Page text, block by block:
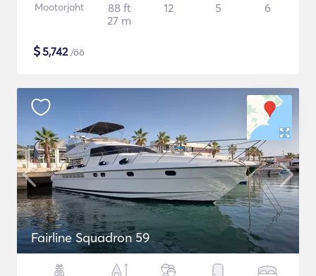
Mootorjaht
88 ft
27 m
12 5 6
$5,742/öö
Fairline Squadron 59